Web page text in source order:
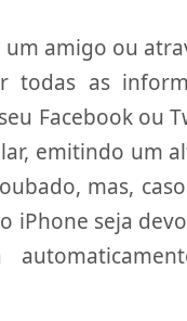
amigo ou
todas as
Facebook ou
emitindo um
mas,
iPhone seja